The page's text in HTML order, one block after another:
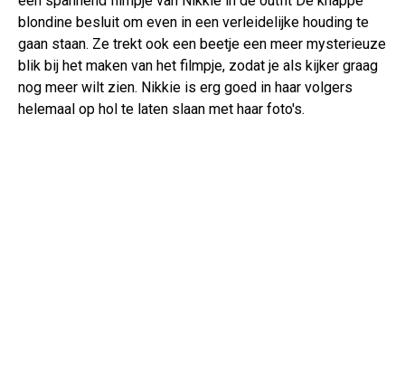
blondine besluit om even in een verleidelijke houding te
gaan staan. Ze trekt ook een beetje een meer mysterieuze
blik bij het maken van het filmpje, zodat je als kijker graag
nog meer wilt zien. Nikkie is erg goed in haar volgers
helemaal op hol te laten slaan met haar foto's.